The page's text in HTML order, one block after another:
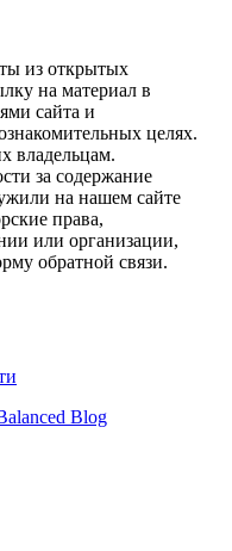
из открытых
на материал в
сайта и
целях.
владельцам.
за содержание
на нашем сайте
права,
или организации,
обратной связи.
Blog